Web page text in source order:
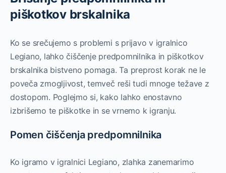
piškotkov brskalnika
Ko se srečujemo s problemi s prijavo v igralnico
Legiano, lahko čiščenje predpomnilnika in piškotkov
brskalnika bistveno pomaga. Ta preprost korak ne le
poveča zmogljivost, temveč reši tudi mnoge težave z
dostopom. Poglejmo si, kako lahko enostavno
izbrišemo te piškotke in se vrnemo k igranju.
Pomen čiščenja predpomnilnika
Ko igramo v igralnici Legiano, zlahka zanemarimo